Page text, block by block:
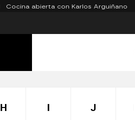
Cocina abierta con Karlos Arguiñano
H I J